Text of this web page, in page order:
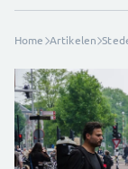
Home Artikelen